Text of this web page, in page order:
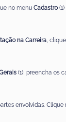
no menu Cadastro (1)
na Carreira,
(1), preencha os
envolvidas. Clique